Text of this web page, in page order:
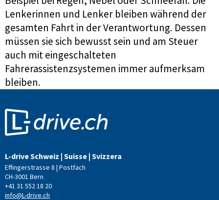
Lenkerinnen und Lenker bleiben während der
gesamten Fahrt in der Verantwortung. Dessen
müssen sie sich bewusst sein und am Steuer
auch mit eingeschalteten
Fahrerassistenzsystemen immer aufmerksam
bleiben.
L-drive Schweiz | Suisse | Svizzera
Effingerstrasse 8 | Postfach
CH-3001 Bern
+41 31 552 18 20
info@L-drive.ch